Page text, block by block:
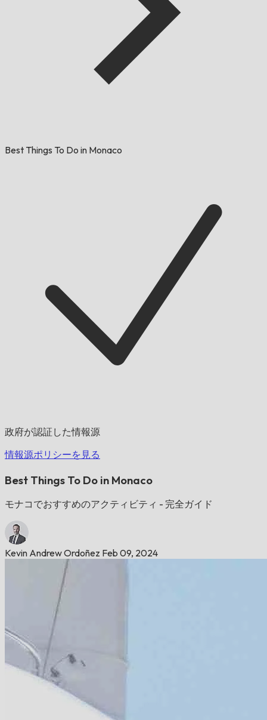
Best Things To Do in Monaco
政府が認証した情報源
情報源ポリシーを見る
Best Things To Do in Monaco
モナコでおすすめのアクティビティ - 完全ガイド
Kevin Andrew Ordoñez Feb 09, 2024